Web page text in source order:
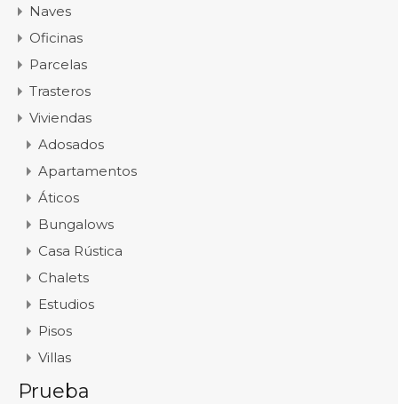
Naves
Oficinas
Parcelas
Trasteros
Viviendas
Adosados
Apartamentos
Áticos
Bungalows
Casa Rústica
Chalets
Estudios
Pisos
Villas
Prueba